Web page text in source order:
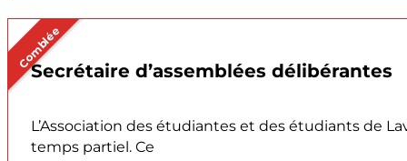
Comblée
Secrétaire d’assemblées délibérantes
L’Association des étudiantes et des étudiants de
temps partiel. Ce